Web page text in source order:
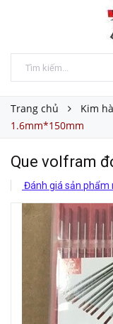
Trang chủ Kim
1.6mm*150mm
Que volfram
Đánh giá sản phẩm